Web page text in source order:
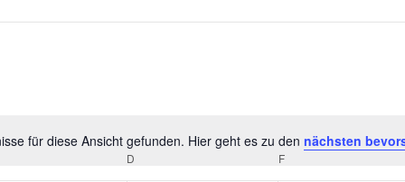
Hinweis
für diese Ansicht gefunden. Hier geht es zu den nächsten
D F